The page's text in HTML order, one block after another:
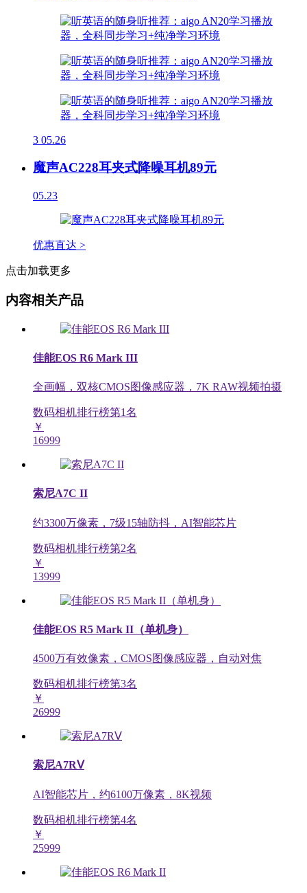
3 05.26
魔声AC228耳夹式降噪耳机89元
05.23
优惠直达 >
点击加载更多
内容相关产品
佳能EOS R6 Mark III
全画幅，双核CMOS图像感应器，7K RAW视频拍摄
数码相机排行榜第1名
￥
16999
索尼A7C II
约3300万像素，7级15轴防抖，AI智能芯片
数码相机排行榜第2名
￥
13999
佳能EOS R5 Mark II（单机身）
4500万有效像素，CMOS图像感应器，自动对焦
数码相机排行榜第3名
￥
26999
索尼A7RⅤ
AI智能芯片，约6100万像素，8K视频
数码相机排行榜第4名
￥
25999